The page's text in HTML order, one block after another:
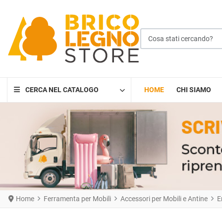
CERCA NEL CATALOGO HOME CHI SIAMO
Home Ferramenta per Mobili Accessori per Mobili e Antine